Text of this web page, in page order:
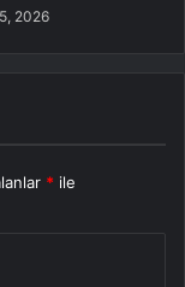
2026
* ile